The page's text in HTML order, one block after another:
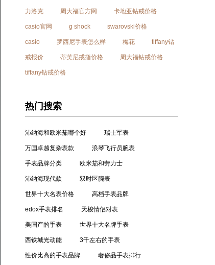
力洛克 周大福官方网 卡地亚钻戒价格
casio官网 g shock swarovski价格
casio 罗西尼手表怎么样 梅花 tiffany钻
戒报价 蒂芙尼戒指价格 周大福钻戒价格
tiffany钻戒价格
热门搜索
沛纳海和欧米茄哪个好 瑞士军表
万国卓越复杂表款 浪琴飞行员腕表
手表品牌分类 欧米茄和劳力士
沛纳海现代款 双时区腕表
世界十大名表价格 高档手表品牌
edox手表排名 天梭情侣对表
美国产的手表 世界十大名牌手表
西铁城光动能 3千左右的手表
性价比高的手表品牌 奢侈品手表排行